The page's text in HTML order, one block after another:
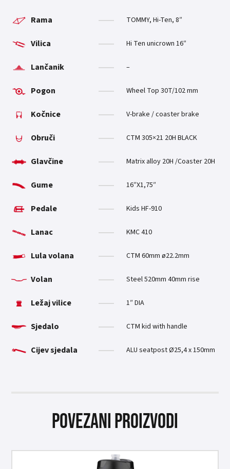
Rama TOMMY, Hi-Ten, 8″
Vilica Hi Ten unicrown 16″
Lančanik –
Pogon Wheel Top 30T/102 mm
Kočnice V-brake / coaster brake
Obruči CTM 305×21 20H BLACK
Glavčine Matrix alloy 20H /Coaster 20H
Gume 16″X1,75″
Pedale Kids HF-910
Lanac KMC 410
Lula volana CTM 60mm ø22.2mm
Volan Steel 520mm 40mm rise
Ležaj vilice 1″ DIA
Sjedalo CTM kid with handle
Cijev sjedala ALU seatpost Ø25,4 x 150mm
Povezani proizvodi